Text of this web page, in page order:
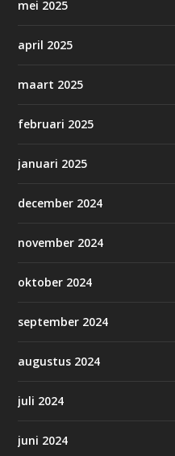
mei 2025
april 2025
maart 2025
februari 2025
januari 2025
december 2024
november 2024
oktober 2024
september 2024
augustus 2024
juli 2024
juni 2024